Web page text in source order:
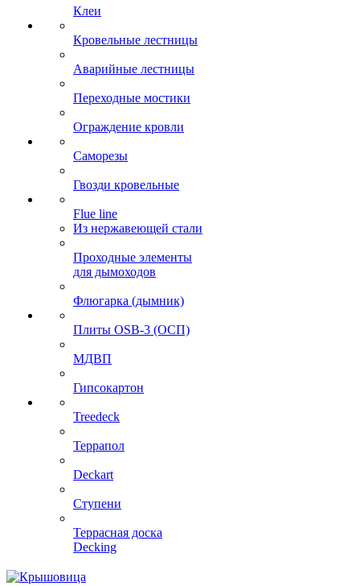
Клеи
Кровельные лестницы
Аварийные лестницы
Переходные мостики
Ограждение кровли
Саморезы
Гвозди кровельные
Flue line
Из нержавеющей стали
Проходные элементы
для дымоходов
Флюгарка (дымник)
Плиты OSB-3 (ОСП)
МДВП
Гипсокартон
Treedeck
Террапол
Deckart
Ступени
Террасная доска
Decking